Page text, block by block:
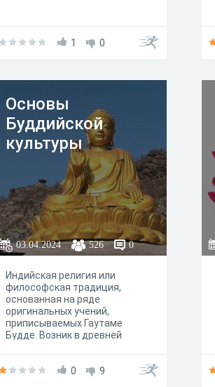
1 0
Основы
Буддийской
культуры
03.04.2024 526 0
Индийская религия или
философская традиция,
основанная на ряде
оригинальных учений,
приписываемых Гаутаме
Будде. Возник в древней
по большей части Азии.
0 9